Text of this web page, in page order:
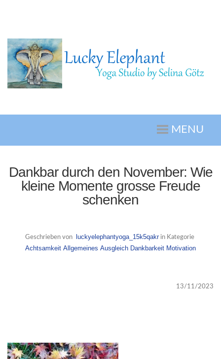
MENU
Dankbar durch den November: Wie
kleine Momente grosse Freude
schenken
Geschrieben von luckyelephantyoga_15k5qakrin Kategorie
Achtsamkeit Allgemeines Ausgleich Dankbarkeit Motivation
13/11/2023